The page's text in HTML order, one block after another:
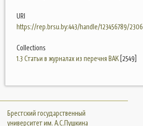
URI
https://rep.brsu.by:443/handle/123456789/2306
Collections
1.3 Статьи в журналах из перечня ВАК [2549]
Брестский государственный
университет им. А.С.Пушкина